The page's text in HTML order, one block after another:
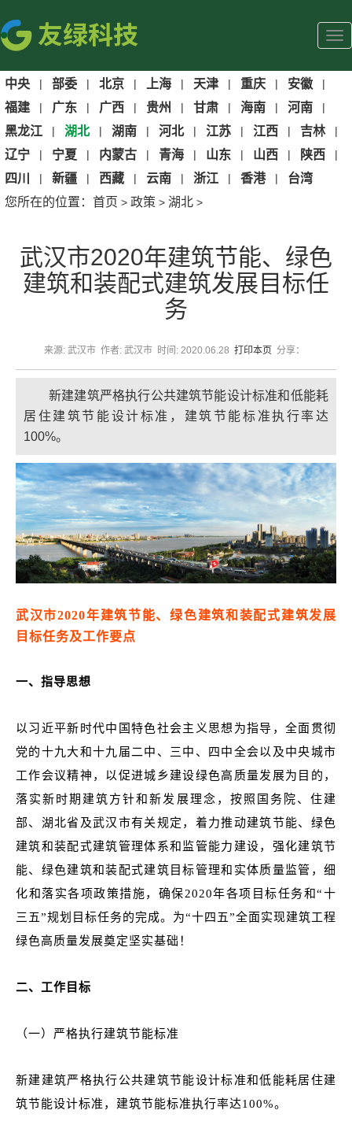
中央 | 部委 | 北京 | 上海 | 天津 | 重庆 | 安徽 |
福建 | 广东 | 广西 | 贵州 | 甘肃 | 海南 | 河南 |
黑龙江 | 湖北 | 湖南 | 河北 | 江苏 | 江西 | 吉林 |
辽宁 | 宁夏 | 内蒙古 | 青海 | 山东 | 山西 | 陕西 |
四川 | 新疆 | 西藏 | 云南 | 浙江 | 香港 |
台湾
您所在的位置： 首页 > 政策 > 湖北 >
武汉市2020年建筑节能、绿色
建筑和装配式建筑发展目标任
务
来源: 武汉市 作者: 武汉市 时间: 2020.06.28 打印本页 分享：
新建建筑严格执行公共建筑节能设计标准和低能耗
居住建筑节能设计标准，建筑节能标准执行率达
100%。
武汉市2020年建筑节能、绿色建筑和装配式建筑发展
目标任务及工作要点
一、指导思想
以习近平新时代中国特色社会主义思想为指导，全面贯彻
党的十九大和十九届二中、三中、四中全会以及中央城市
工作会议精神，以促进城乡建设绿色高质量发展为目的，
落实新时期建筑方针和新发展理念，按照国务院、住建
部、湖北省及武汉市有关规定，着力推动建筑节能、绿色
建筑和装配式建筑管理体系和监管能力建设，强化建筑节
能、绿色建筑和装配式建筑目标管理和实体质量监管，细
化和落实各项政策措施，确保2020年各项目标任务和“十
三五”规划目标任务的完成。为“十四五”全面实现建筑工程
绿色高质量发展奠定坚实基础！
二、工作目标
（一）严格执行建筑节能标准
新建建筑严格执行公共建筑节能设计标准和低能耗居住建
筑节能设计标准，建筑节能标准执行率达100%。